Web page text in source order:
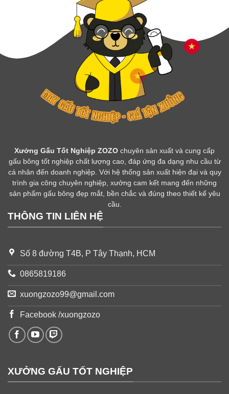
Xưởng Gấu Tốt Nghiệp ZOZO chuyên sản xuất và cung cấp
gấu bông tốt nghiệp chất lượng cao, đáp ứng đa dạng nhu cầu từ
cá nhân đến doanh nghiệp. Với hệ thống sản xuất hiện đại và quy
trình gia công chuyên nghiệp, xưởng cam kết mang đến những
sản phẩm gấu bông đẹp mắt, bền chắc và đúng theo thiết kế yêu
cầu.
THÔNG TIN LIÊN HỆ
Số 8 đường T4B, P Tây Thạnh, HCM
0865819186
xuongzozo99@gmail.com
Facebook /xuongzozo
XƯỞNG GẤU TỐT NGHIỆP